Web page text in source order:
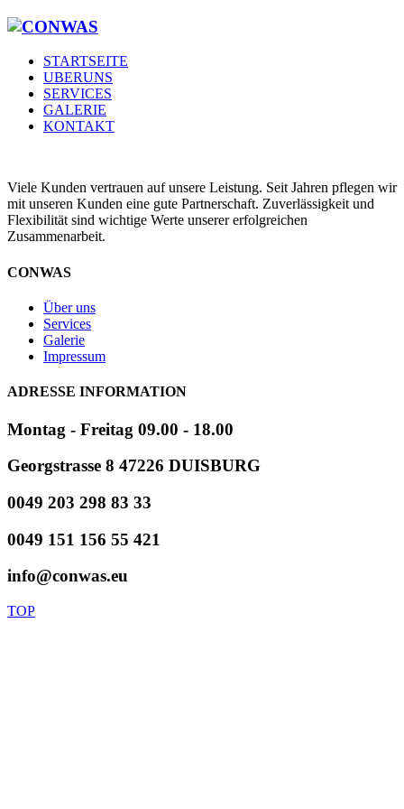
STARTSEITE
UBERUNS
SERVICES
GALERIE
KONTAKT
Viele Kunden vertrauen auf unsere Leistung. Seit Jahren pflegen wir
mit unseren Kunden eine gute Partnerschaft. Zuverlässigkeit und
Flexibilität sind wichtige Werte unserer erfolgreichen
Zusammenarbeit.
CONWAS
Über uns
Services
Galerie
Impressum
ADRESSE INFORMATION
Montag - Freitag 09.00 - 18.00
Georgstrasse 8 47226 DUISBURG
0049 203 298 83 33
0049 151 156 55 421
info@conwas.eu
TOP